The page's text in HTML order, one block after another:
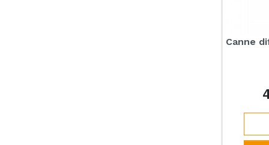
Canne